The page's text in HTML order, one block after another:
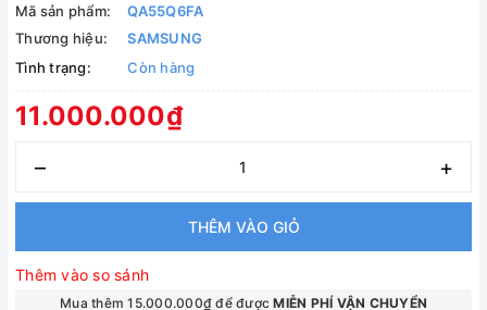
Mã sản phẩm:
QA55Q6FA
Thương hiệu:
SAMSUNG
Tình trạng:
Còn hàng
11.000.000₫
– +
THÊM VÀO GIỎ
Thêm vào so sánh
Mua thêm 15.000.000₫ để đượcMIỄN PHÍ VẬN CHUYỂN